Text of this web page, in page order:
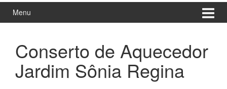
Menu
Conserto de Aquecedor
Jardim Sônia Regina